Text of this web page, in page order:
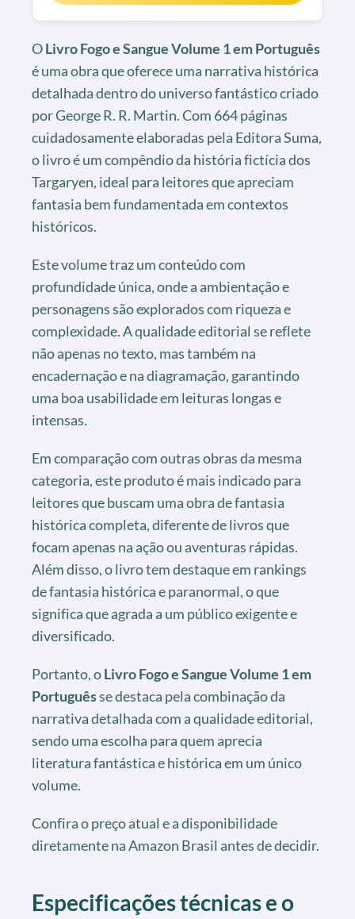
OLivro Fogo e Sangue Volume 1 em Português
é uma obra que oferece uma narrativa histórica
detalhada dentro do universo fantástico criado
por George R. R. Martin. Com 664 páginas
cuidadosamente elaboradas pela Editora Suma,
o livro é um compêndio da história fictícia dos
Targaryen, ideal para leitores que apreciam
fantasia bem fundamentada em contextos
históricos.
Este volume traz um conteúdo com
profundidade única, onde a ambientação e
personagens são explorados com riqueza e
complexidade. A qualidade editorial se reflete
não apenas no texto, mas também na
encadernação e na diagramação, garantindo
uma boa usabilidade em leituras longas e
intensas.
Em comparação com outras obras da mesma
categoria, este produto é mais indicado para
leitores que buscam uma obra de fantasia
histórica completa, diferente de livros que
focam apenas na ação ou aventuras rápidas.
Além disso, o livro tem destaque em rankings
de fantasia histórica e paranormal, o que
significa que agrada a um público exigente e
diversificado.
Portanto, oLivro Fogo e Sangue Volume 1 em
Portuguêsse destaca pela combinação da
narrativa detalhada com a qualidade editorial,
sendo uma escolha para quem aprecia
literatura fantástica e histórica em um único
volume.
Confira o preço atual e a disponibilidade
diretamente na Amazon Brasil antes de decidir.
Especificações técnicas e o